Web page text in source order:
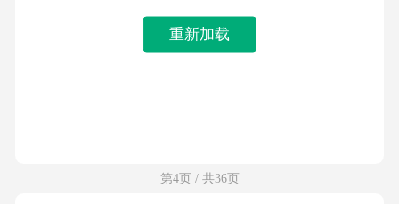
重新加载
第4页 / 共36页